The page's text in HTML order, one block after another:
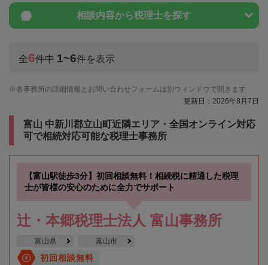
相談内容から税理士を探す
全6件中 1~6件を表示
各事務所の詳細情報とお問い合わせフォームは別ウィンドウで開きます
更新日：2026年8月7日
富山 中新川郡立山町近隣エリア・全国オンライン対応
可で相続対応可能な税理士事務所
【富山駅徒歩3分】初回相談無料！相続税に精通した税理
士が皆様の安心のために全力でサポート
辻・本郷税理士法人 富山事務所
富山県 富山市
初回相談無料